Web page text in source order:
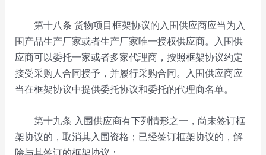
第十八条 货物项目框架协议的入围供应商应当为入
围产品生产厂家或者生产厂家唯一授权供应商。入围供
应商可以委托一家或者多家代理商，按照框架协议约定
接受采购人合同授予，并履行采购合同。入围供应商应
当在框架协议中提供委托协议和委托的代理商名单。
第十九条 入围供应商有下列情形之一，尚未签订框
架协议的，取消其入围资格；已经签订框架协议的，解